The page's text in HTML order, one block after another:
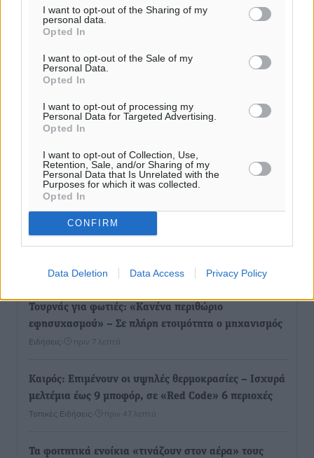
I want to opt-out of the Sharing of my
personal data.
Opted In
I want to opt-out of the Sale of my
Personal Data.
Opted In
I want to opt-out of processing my
Personal Data for Targeted Advertising.
Opted In
I want to opt-out of Collection, Use,
Retention, Sale, and/or Sharing of my
Personal Data that Is Unrelated with the
Purposes for which it was collected.
Opted In
CONFIRM
Data Deletion Data Access Privacy Policy
Ροή ειδήσεων
Τουρνάς για φωτιές: «Κανένα περιθώριο
εφησυχασμού» – Σε πλήρη ετοιμότητα ο μηχανισμός
Ειδήσεις πριν 7 λεπτά
Καιρός: Επιμένουν οι υψηλές θερμοκρασίες – Ισχυρά
μελτέμια έως 9 μποφόρ, σε «Red Code» 6 περιοχές
Τοπικές Ειδήσεις πριν 47 λεπτά
Τα φοιτητικά ενοίκια «τινάζουν στον αέρα» τους